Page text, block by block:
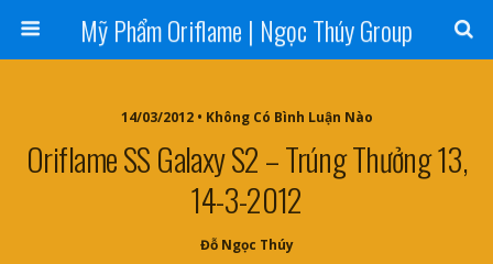
Mỹ Phẩm Oriflame | Ngọc Thúy Group
14/03/2012 • Không Có Bình Luận Nào
Oriflame SS Galaxy S2 – Trúng Thưởng 13,
14-3-2012
Đỗ Ngọc Thúy